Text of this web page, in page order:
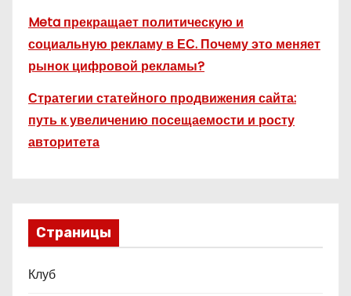
Meta прекращает политическую и
социальную рекламу в ЕС. Почему это меняет
рынок цифровой рекламы?
Стратегии статейного продвижения сайта:
путь к увеличению посещаемости и росту
авторитета
Страницы
Клуб